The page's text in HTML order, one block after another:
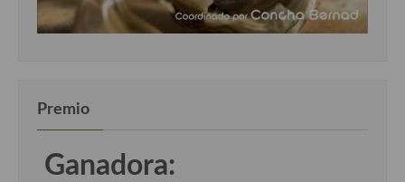
Premio
Ganadora: